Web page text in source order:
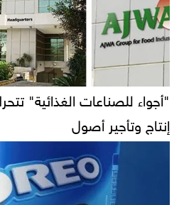
"أجواء للصناعات الغذائية"
إنتاج وتأجير أصول